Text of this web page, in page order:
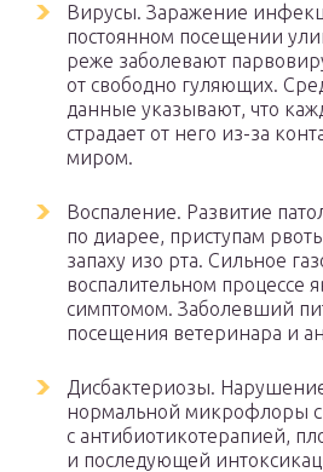
Вирусы. Заражение
постоянном посещении
реже заболевают
от свободно гуляющих.
данные указывают, что
страдает от него из-за
миром.
Воспаление. Развитие
по диарее, приступам
запаху изо рта. Сильное
воспалительном процессе
симптомом. Заболевший
посещения ветеринара и
Дисбактериозы.
нормальной микрофлоры
с антибиотикотерапией,
и последующей